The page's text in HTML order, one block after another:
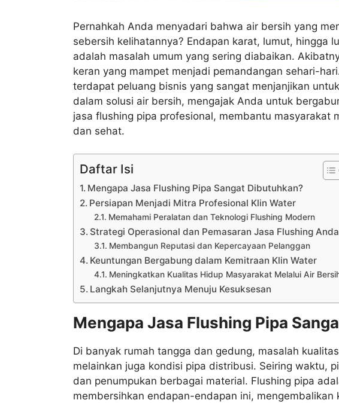
Pernahkah Anda menyadari bahwa air bersih yang
sebersih kelihatannya? Endapan karat, lumut, hingga
adalah masalah umum yang sering diabaikan.
keran yang mampet menjadi pemandangan sehari-
terdapat peluang bisnis yang sangat menjanjikan
dalam solusi air bersih, mengajak Anda untuk
jasa flushing pipa profesional, membantu masyarakat
dan sehat.
Daftar Isi
Mengapa Jasa Flushing Pipa Sangat Dibutuhkan?
Persiapan Menjadi Mitra Profesional Klin Water
Memahami Peralatan dan Teknologi Flushing Modern
Strategi Operasional dan Pemasaran Jasa Flushing Anda
Membangun Reputasi dan Kepercayaan Pelanggan
Keuntungan Bergabung dalam Kemitraan Klin Water
Meningkatkan Kualitas Hidup Masyarakat Melalui Air
Langkah Selanjutnya Menuju Kesuksesan
Mengapa Jasa Flushing Pipa
Di banyak rumah tangga dan gedung, masalah
melainkan juga kondisi pipa distribusi. Seiring waktu,
dan penumpukan berbagai material. Flushing pipa
membersihkan endapan-endapan ini, mengembalikan